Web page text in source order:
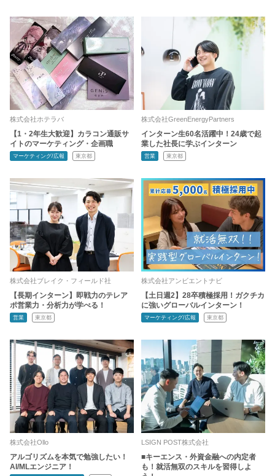
株式会社ホテラバ
【1・2年生大歓迎】カラコン通販サ
イトのマーケティング・企画職
マーケティング/広報 東京都
株式会社GreenEnergyPartners
インターン生60名活躍中！24歳で起
業した社長に学ぶインターン
営業 東京都
株式会社ブレイク・フィールド社
【長期インターン】即戦力のテレア
ポ営業力・分析力が学べる！
営業 東京都
株式会社アンビエントナビ
【土日週2】28卒積極採用！ガクチカ
に強いグローバルインターン！
マーケティング/広報 東京都
株式会社Ollo
アルゴリズムを本気で勉強したい！
AI/MLエンジニア！
LSIGN POST株式会社
■キーエンス・外資金融への内定者
も！就活無双のスキルを習得しよ